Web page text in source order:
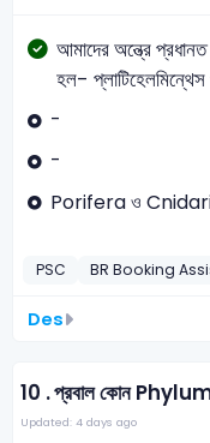
আমাদের অন্ত্রে প্রধানত
হল- প্লাটিহেলমিন্থেস
-
-
Porifera ও
PSC BR Booking
Des
10 .প্রবাল কোন Phylum
Updated: 4 days ago